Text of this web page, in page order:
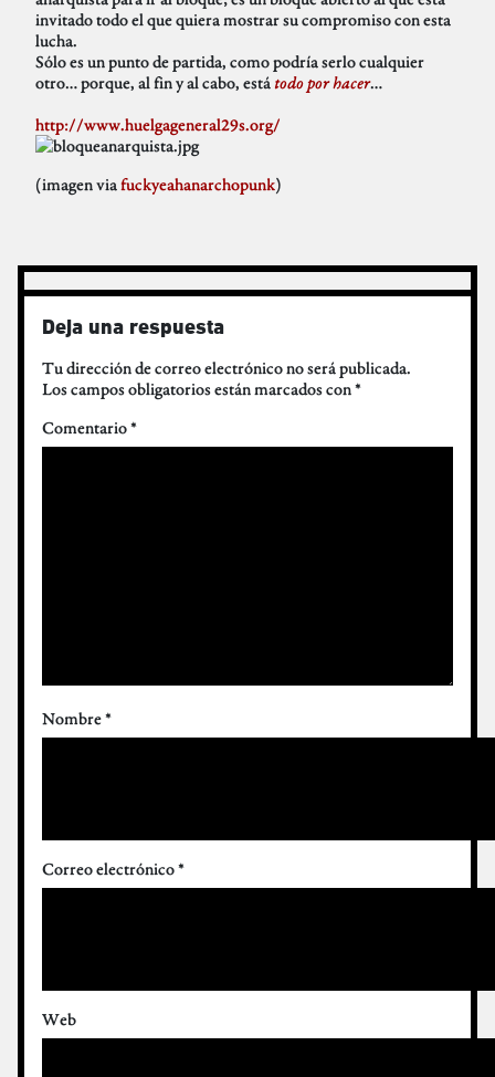
invitado todo el que quiera mostrar su compromiso con esta
lucha.
Sólo es un punto de partida, como podría serlo cualquier
otro… porque, al fin y al cabo, está todo por hacer…
http://www.huelgageneral29s.org/
(imagen viafuckyeahanarchopunk)
Deja una respuesta
Tu dirección de correo electrónico no será publicada.
Los campos obligatorios están marcados con*
Comentario*
Nombre*
Correo electrónico*
Web